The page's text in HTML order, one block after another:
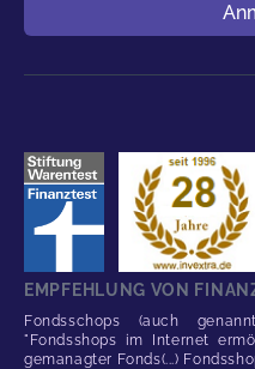
EMPFEHLUNG VON
Fondsschops (auch
"Fondsshops im Internet
gemanagter Fonds(...)